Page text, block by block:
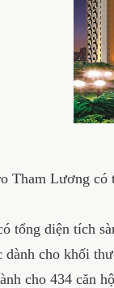
Lương có
diện tích
cho khối
cho 434 căn